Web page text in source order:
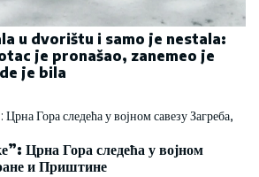
u dvorištu i samo je nestala:
je pronašao, zanemeo je
je bila
Црна Гора следећа у војном
и Приштине